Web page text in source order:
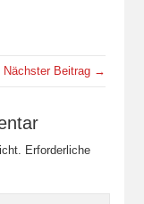
Nächster Beitrag →
Erforderliche